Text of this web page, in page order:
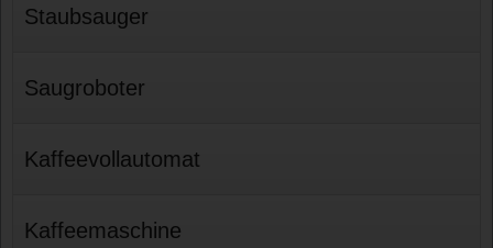
Staubsauger
Saugroboter
Kaffeevollautomat
Kaffeemaschine